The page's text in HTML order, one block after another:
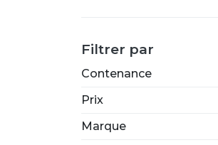
Filtrer par
Contenance
Prix
Marque